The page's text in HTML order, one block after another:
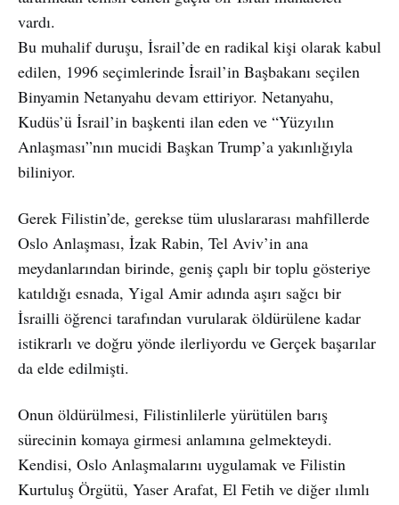
vardı.
Bu muhalif duruşu, İsrail’de en radikal kişi olarak kabul
edilen, 1996 seçimlerinde İsrail’in Başbakanı seçilen
Binyamin Netanyahu devam ettiriyor. Netanyahu,
Kudüs’ü İsrail’in başkenti ilan eden ve “Yüzyılın
Anlaşması”nın mucidi Başkan Trump’a yakınlığıyla
biliniyor.
Gerek Filistin’de, gerekse tüm uluslararası mahfillerde
Oslo Anlaşması, İzak Rabin, Tel Aviv’in ana
meydanlarından birinde, geniş çaplı bir toplu gösteriye
katıldığı esnada, Yigal Amir adında aşırı sağcı bir
İsrailli öğrenci tarafından vurularak öldürülene kadar
istikrarlı ve doğru yönde ilerliyordu ve Gerçek başarılar
da elde edilmişti.
Onun öldürülmesi, Filistinlilerle yürütülen barış
sürecinin komaya girmesi anlamına gelmekteydi.
Kendisi, Oslo Anlaşmalarını uygulamak ve Filistin
Kurtuluş Örgütü, Yaser Arafat, El Fetih ve diğer ılımlı